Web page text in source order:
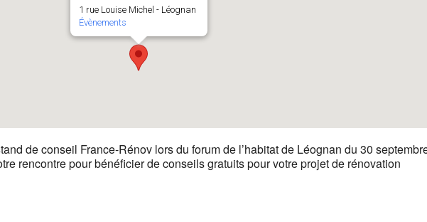
1 rue Louise Michel - Léognan
Évènements
de conseil France-Rénov lors du forum de l’habitat de Léognan du 30
rencontre pour bénéficier de conseils gratuits pour votre projet de rénovation